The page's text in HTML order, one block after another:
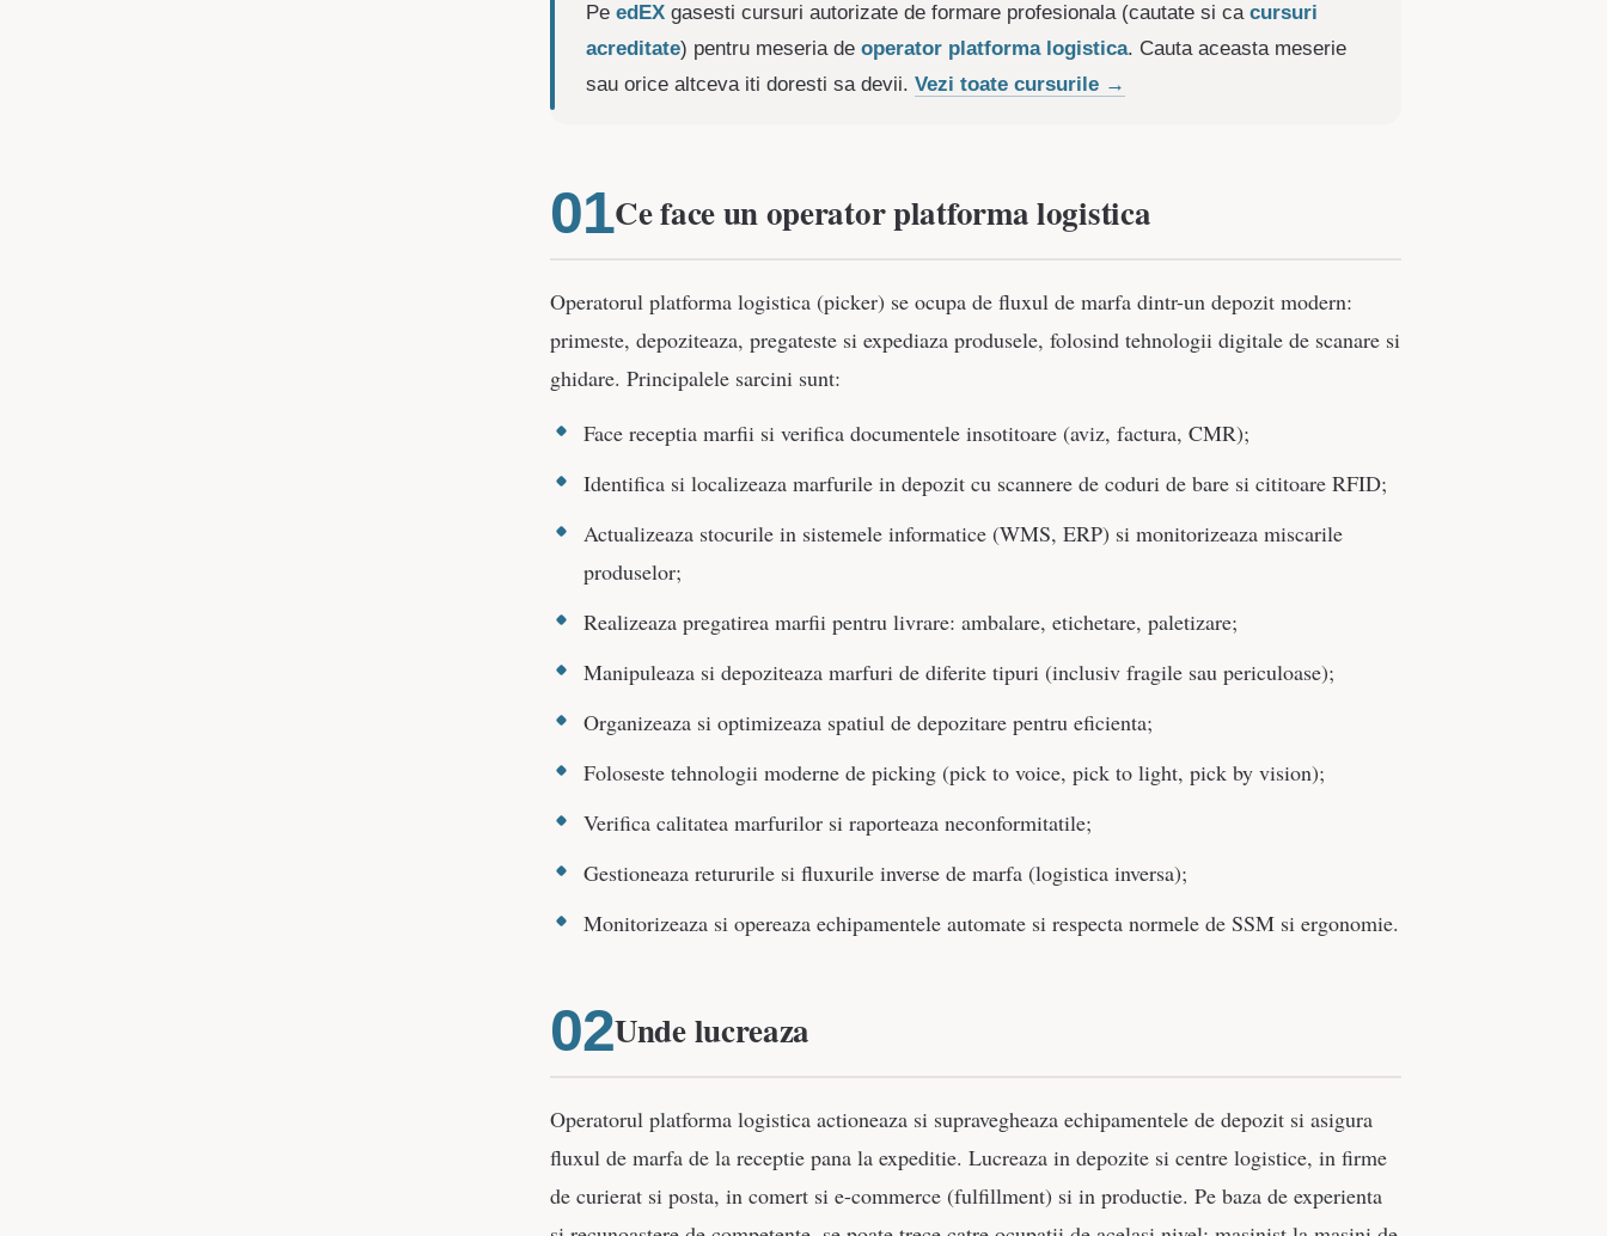
Pe edEX gasesti cursuri autorizate de formare profesionala (cautate si ca cursuri
acreditate) pentru meseria de operator platforma logistica. Cauta aceasta meserie
sau orice altceva iti doresti sa devii. Vezi toate cursurile →
Ce face un operator platforma logistica
Operatorul platforma logistica (picker) se ocupa de fluxul de marfa dintr-un depozit modern:
primeste, depoziteaza, pregateste si expediaza produsele, folosind tehnologii digitale de scanare si
ghidare. Principalele sarcini sunt:
Face receptia marfii si verifica documentele insotitoare (aviz, factura, CMR);
Identifica si localizeaza marfurile in depozit cu scannere de coduri de bare si cititoare RFID;
Actualizeaza stocurile in sistemele informatice (WMS, ERP) si monitorizeaza miscarile
produselor;
Realizeaza pregatirea marfii pentru livrare: ambalare, etichetare, paletizare;
Manipuleaza si depoziteaza marfuri de diferite tipuri (inclusiv fragile sau periculoase);
Organizeaza si optimizeaza spatiul de depozitare pentru eficienta;
Foloseste tehnologii moderne de picking (pick to voice, pick to light, pick by vision);
Verifica calitatea marfurilor si raporteaza neconformitatile;
Gestioneaza retururile si fluxurile inverse de marfa (logistica inversa);
Monitorizeaza si opereaza echipamentele automate si respecta normele de SSM si ergonomie.
Unde lucreaza
Operatorul platforma logistica actioneaza si supravegheaza echipamentele de depozit si asigura
fluxul de marfa de la receptie pana la expeditie. Lucreaza in depozite si centre logistice, in firme
de curierat si posta, in comert si e-commerce (fulfillment) si in productie. Pe baza de experienta